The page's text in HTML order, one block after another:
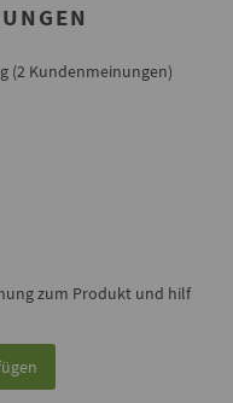
(2 Kundenmeinungen)
zum Produkt und hilf